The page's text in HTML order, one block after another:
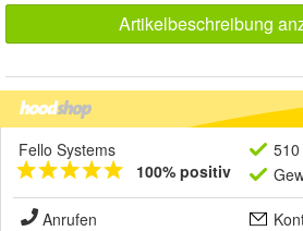
Artikelbeschreibung
Fello Systems
100% positiv
Anrufen